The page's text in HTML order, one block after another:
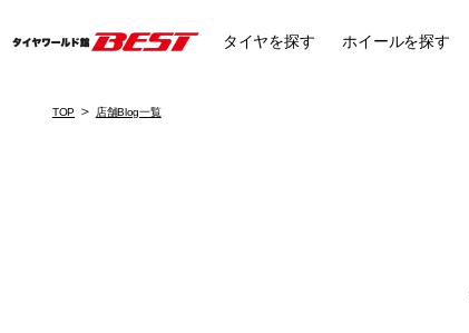
タイヤを探す ホイールを探す
TOP 店舗Blog一覧